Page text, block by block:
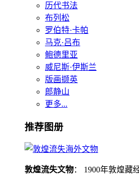
历代书法
布列松
罗伯特·卡帕
马克·吕布
鲍德里亚
威尼斯·伊斯兰
版画撷英
郎静山
更多...
推荐图册
敦煌流失文物： 1900年敦煌藏